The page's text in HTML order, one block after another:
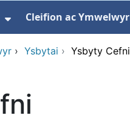
Cleifion ac Ymwelwyr
› Ysbytai › Ysbyty Cefni